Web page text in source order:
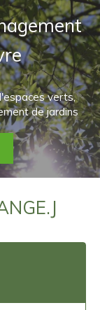
verts,
de jardins